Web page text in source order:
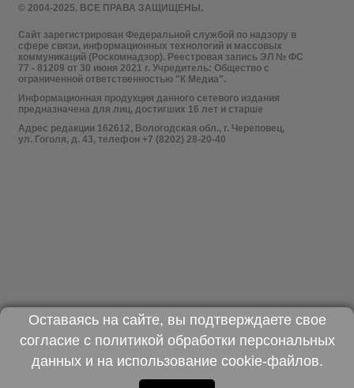
© 2004-2025. ВСЕ ПРАВА ЗАЩИЩЕНЫ.
Сайт зарегистрирован Федеральной службой по надзору в
сфере связи, информационных технологий и массовых
коммуникаций (Роскомнадзор). Реестровая запись ЭЛ № ФС
77 - 81209 от 30 июня 2021 г. Учредитель: Общество с
ограниченной ответственностью "К Медиа".
Информационная продукция данного сетевого издания
предназначена для лиц, достигших 16 лет и старше
Адрес редакции 162612, Вологодская обл., г. Череповец,
ул. Гоголя, д. 43, телефон +7 (8202) 28-20-40
Оставаясь на сайте, вы подтверждаете свое
согласие с политикой обработки персональных
данныхи на использование cookie-файлов.